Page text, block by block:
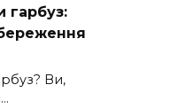
гарбуз:
Ви,